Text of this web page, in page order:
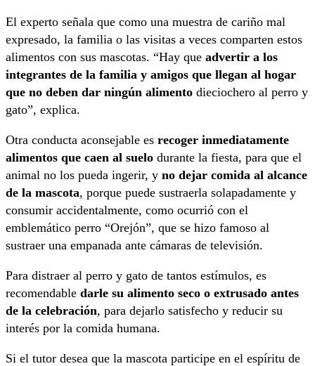
El experto señala que como una muestra de cariño mal
expresado, la familia o las visitas a veces comparten estos
alimentos con sus mascotas. “Hay que advertir a los
integrantes de la familia y amigos que llegan al hogar
que no deben dar ningún alimento dieciochero al perro y
gato”, explica.
Otra conducta aconsejable es recoger inmediatamente
alimentos que caen al suelo durante la fiesta, para que el
animal no los pueda ingerir, y no dejar comida al alcance
de la mascota, porque puede sustraerla solapadamente y
consumir accidentalmente, como ocurrió con el
emblemático perro “Orejón”, que se hizo famoso al
sustraer una empanada ante cámaras de televisión.
Para distraer al perro y gato de tantos estímulos, es
recomendable darle su alimento seco o extrusado antes
de la celebración, para dejarlo satisfecho y reducir su
interés por la comida humana.
Si el tutor desea que la mascota participe en el espíritu de